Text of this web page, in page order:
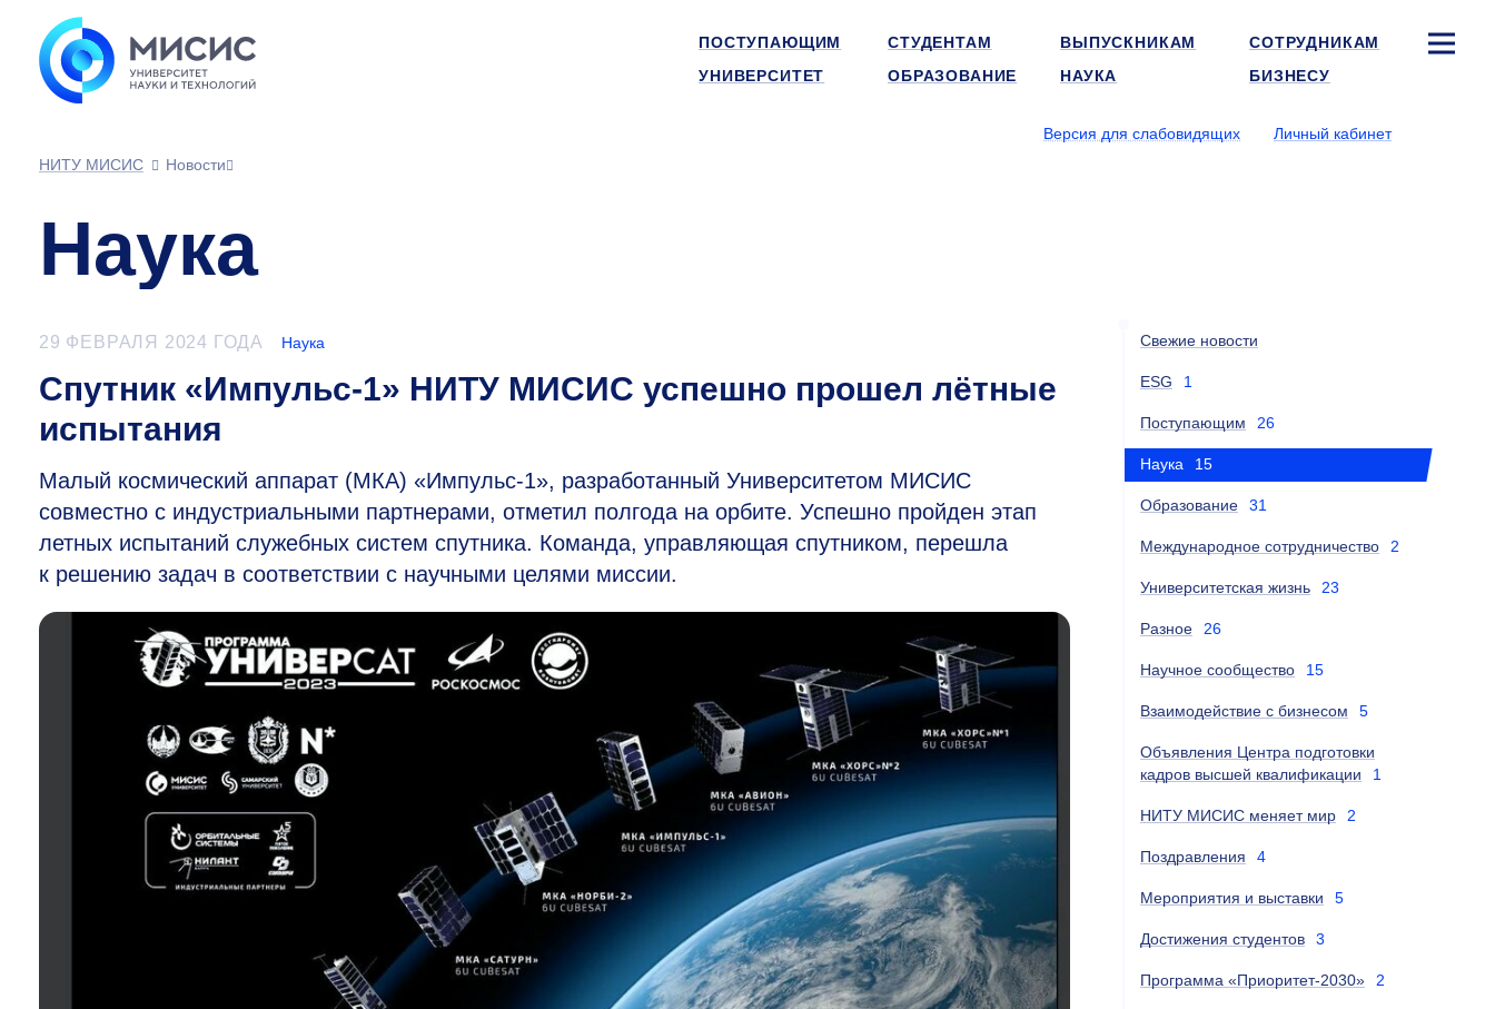
ПОСТУПАЮЩИМ СТУДЕНТАМ ВЫПУСКНИКАМ
СОТРУДНИКАМ
УНИВЕРСИТЕТ
ОБРАЗОВАНИЕ НАУКА БИЗНЕСУ
Версия для слабовидящих
Личный кабинет
НИТУ МИСИС
Новости
Наука
29 ФЕВРАЛЯ 2024 ГОДА Наука
Спутник «Импульс-1» НИТУ МИСИС успешно прошел лётные
испытания
Малый космический аппарат (МКА) «Импульс-1», разработанный Университетом МИСИС
совместно с индустриальными партнерами, отметил полгода на орбите. Успешно пройден этап
летных испытаний служебных систем спутника. Команда, управляющая спутником, перешла
к решению задач в соответствии с научными целями миссии.
Свежие новости
ESG 1
Поступающим 26
Наука 15
Образование 31
Международное сотрудничество 2
Университетская жизнь 23
Разное 26
Научное сообщество 15
Взаимодействие с бизнесом 5
Объявления Центра подготовки
кадров высшей квалификации
1
НИТУ МИСИС меняет мир 2
Поздравления 4
Мероприятия и выставки 5
Достижения студентов 3
Программа «Приоритет-2030» 2